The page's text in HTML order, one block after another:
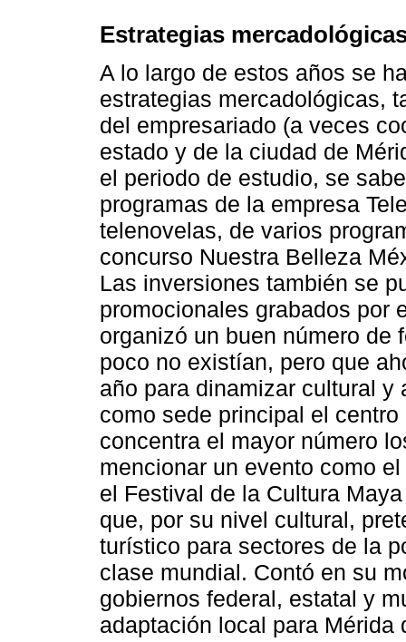
Estrategias
A lo largo de estos años se
estrategias mercadológicas,
del empresariado (a veces
estado y de la ciudad de
el periodo de estudio, se
programas de la empresa
telenovelas, de varios
concurso Nuestra Belleza
Las inversiones también se
promocionales grabados por
organizó un buen número de
poco no existían, pero que
año para dinamizar cultural
como sede principal el
concentra el mayor número
mencionar un evento como
el Festival de la Cultura
que, por su nivel cultural,
turístico para sectores de la
clase mundial. Contó en su
gobiernos federal, estatal y
adaptación local para